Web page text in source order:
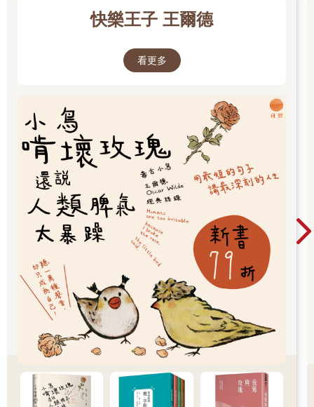
快樂王子 王爾德
看更多